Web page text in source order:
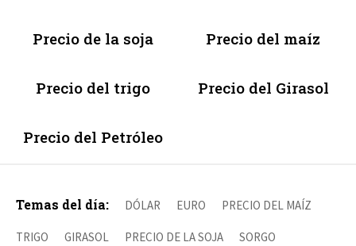
Precio de la soja Precio del maíz
Precio del trigo Precio del Girasol
Precio del Petróleo
Temas del día: DÓLAR EURO PRECIO DEL MAÍZ
TRIGO GIRASOL PRECIO DE LA SOJA SORGO